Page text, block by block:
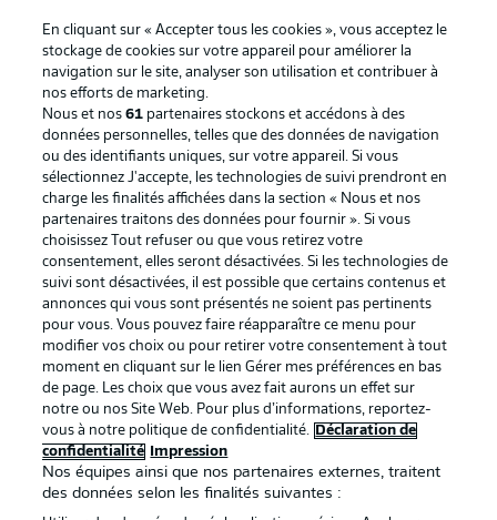
La publicité Conditions d’utilisation des
Mentions Légales Gérer mes préférences
Déclaration de
confidentialité
Diffuseurs
Travaux Contact
Impression Joueurs
En cliquant sur « Accepter tous les cookies », vous acceptez le
stockage de cookies sur votre appareil pour améliorer la
navigation sur le site, analyser son utilisation et contribuer à
nos efforts de marketing.
Nous et nos61 partenaires stockons et accédons à des
données personnelles, telles que des données de navigation
ou des identifiants uniques, sur votre appareil. Si vous
sélectionnez J'accepte, les technologies de suivi prendront en
charge les finalités affichées dans la section « Nous et nos
partenaires traitons des données pour fournir ». Si vous
choisissez Tout refuser ou que vous retirez votre
consentement, elles seront désactivées. Si les technologies de
suivi sont désactivées, il est possible que certains contenus et
annonces qui vous sont présentés ne soient pas pertinents
pour vous. Vous pouvez faire réapparaître ce menu pour
modifier vos choix ou pour retirer votre consentement à tout
moment en cliquant sur le lien Gérer mes préférences en bas
de page. Les choix que vous avez fait aurons un effet sur
notre ou nos Site Web. Pour plus d’informations, reportez-
vous à notre politique de confidentialité.
Déclaration de
confidentialité
Impression
Nos équipes ainsi que nos partenaires externes, traitent
des données selon les finalités suivantes :